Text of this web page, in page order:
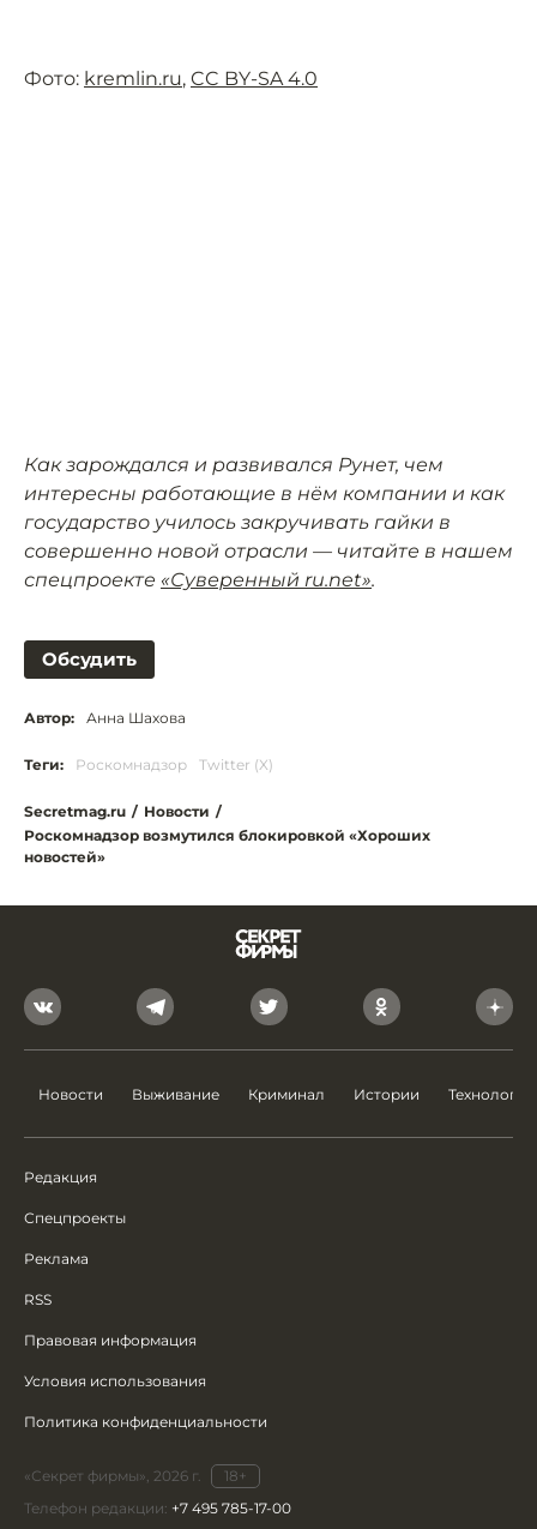
Фото: kremlin.ru, CC BY-SA 4.0
Как зарождался и развивался Рунет, чем
интересны работающие в нём компании и как
государство училось закручивать гайки в
совершенно новой отрасли — читайте в нашем
спецпроекте «Суверенный ru.net».
Обсудить
Автор: Анна Шахова
Теги: Роскомнадзор Twitter (X)
Secretmag.ru / Новости /
Роскомнадзор возмутился блокировкой «Хороших
новостей»
Новости Выживание Криминал Истории Технологии
Редакция
Спецпроекты
Реклама
RSS
Правовая информация
Условия использования
Политика конфиденциальности
«Секрет фирмы», 2026 г.
18+
Телефон редакции: +7 495 785-17-00